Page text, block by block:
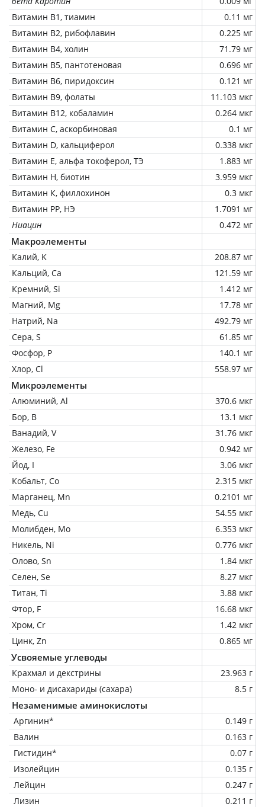
Витамин В1, тиамин
0.11 мг
Витамин В2, рибофлавин
0.225 мг
Витамин В4, холин
71.79 мг
Витамин В5, пантотеновая
0.696 мг
Витамин В6, пиридоксин
0.121 мг
Витамин В9, фолаты
11.103 мкг
Витамин В12, кобаламин
0.264 мкг
Витамин C, аскорбиновая
0.1 мг
Витамин D, кальциферол
0.338 мкг
Витамин Е, альфа токоферол, ТЭ
1.883 мг
Витамин Н, биотин
3.959 мкг
Витамин К, филлохинон
0.3 мкг
Витамин РР, НЭ
1.7091 мг
Ниацин
0.472 мг
Макроэлементы
Калий, K
208.87 мг
Кальций, Ca
121.59 мг
Кремний, Si
1.412 мг
Магний, Mg
17.78 мг
Натрий, Na
492.79 мг
Сера, S
61.85 мг
Фосфор, P
140.1 мг
Хлор, Cl
558.97 мг
Микроэлементы
Алюминий, Al
370.6 мкг
Бор, B
13.1 мкг
Ванадий, V
31.76 мкг
Железо, Fe
0.942 мг
Йод, I
3.06 мкг
Кобальт, Co
2.315 мкг
Марганец, Mn
0.2101 мг
Медь, Cu
54.55 мкг
Молибден, Mo
6.353 мкг
Никель, Ni
0.776 мкг
Олово, Sn
1.84 мкг
Селен, Se
8.27 мкг
Титан, Ti
3.88 мкг
Фтор, F
16.68 мкг
Хром, Cr
1.42 мкг
Цинк, Zn
0.865 мг
Усвояемые углеводы
Крахмал и декстрины
23.963 г
Моно- и дисахариды (сахара)
8.5 г
Незаменимые аминокислоты
Аргинин*
0.149 г
Валин
0.163 г
Гистидин*
0.07 г
Изолейцин
0.135 г
Лейцин
0.247 г
Лизин
0.211 г